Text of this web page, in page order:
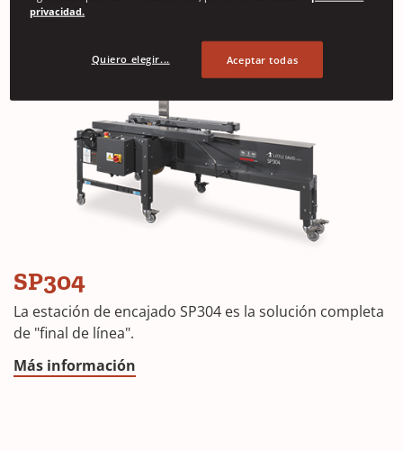
SP304
La estación de encajado SP304 es la solución completa
de "final de línea".
Más información
privacidad.
Quiero elegir... Aceptar todas